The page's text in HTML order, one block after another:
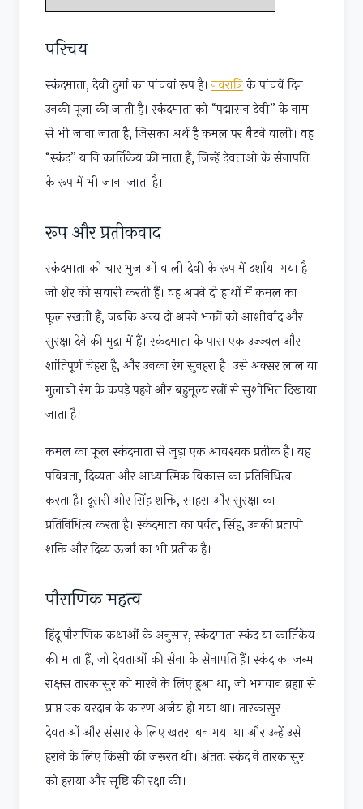
परिचय
स्कंदमाता, देवी दुर्गा का पांचवां रूप है।नवरात्रिके पांचवें दिन
उनकी पूजा की जाती है। स्कंदमाता को “पद्मासन देवी” के नाम
से भी जाना जाता है, जिसका अर्थ है कमल पर बैठने वाली। वह
“स्कंद” यानि कार्तिकेय की माता हैं, जिन्हें देवताओ के सेनापति
के रूप में भी जाना जाता है।
रूप और प्रतीकवाद
स्कंदमाता को चार भुजाओं वाली देवी के रूप में दर्शाया गया है
जो शेर की सवारी करती हैं। वह अपने दो हाथों में कमल का
फूल रखती हैं, जबकि अन्य दो अपने भक्तों को आशीर्वाद और
सुरक्षा देने की मुद्रा में हैं। स्कंदमाता के पास एक उज्ज्वल और
शांतिपूर्ण चेहरा है, और उनका रंग सुनहरा है। उसे अक्सर लाल या
गुलाबी रंग के कपड़े पहने और बहुमूल्य रत्नों से सुशोभित दिखाया
जाता है।
कमल का फूल स्कंदमाता से जुड़ा एक आवश्यक प्रतीक है। यह
पवित्रता, दिव्यता और आध्यात्मिक विकास का प्रतिनिधित्व
करता है। दूसरी ओर सिंह शक्ति, साहस और सुरक्षा का
प्रतिनिधित्व करता है। स्कंदमाता का पर्वत, सिंह, उनकी प्रतापी
शक्ति और दिव्य ऊर्जा का भी प्रतीक है।
पौराणिक महत्व
हिंदू पौराणिक कथाओं के अनुसार, स्कंदमाता स्कंद या कार्तिकेय
की माता हैं, जो देवताओं की सेना के सेनापति हैं। स्कंद का जन्म
राक्षस तारकासुर को मारने के लिए हुआ था, जो भगवान ब्रह्मा से
प्राप्त एक वरदान के कारण अजेय हो गया था। तारकासुर
देवताओं और संसार के लिए खतरा बन गया था और उन्हें उसे
हराने के लिए किसी की जरूरत थी। अंततः स्कंद ने तारकासुर
को हराया और सृष्टि की रक्षा की।